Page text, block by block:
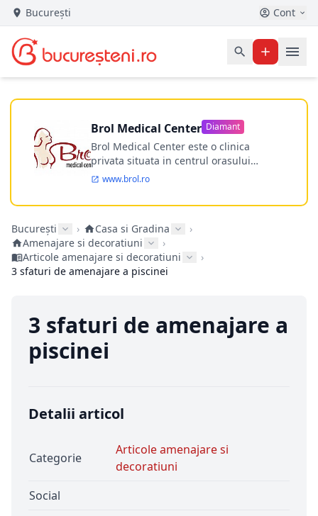
București Cont
Brol Medical Center Diamant
Brol Medical Center este o clinica
privata situata in centrul orasului
Timisoara avand o experienta de
Incepand din anul 2009 clinica isi
ultramodern.
www.brol.ro
București › Casa si Gradina
›
Amenajare si decoratiuni
›
Articole amenajare si decoratiuni
›
3 sfaturi de amenajare a piscinei
3 sfaturi de amenajare a
piscinei
Detalii articol
Categorie
Articole amenajare si
decoratiuni
Social